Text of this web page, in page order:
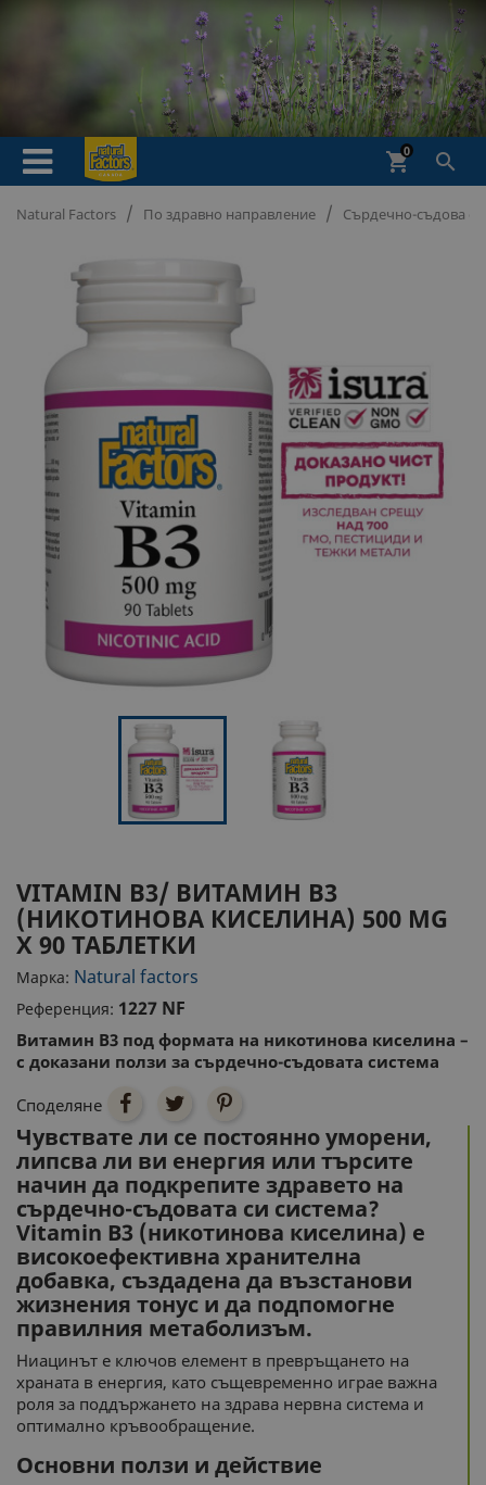

shopping_cart
0
Natural Factors По здравно направление Сърдечно-съдова
VITAMIN B3/ ВИТАМИН В3
(НИКОТИНОВА КИСЕЛИНА) 500 MG
Х 90 ТАБЛЕТКИ
Марка: Natural factors
Референция: 1227 NF
Витамин В3 под формата на никотинова киселина –
с доказани ползи за сърдечно-съдовата система
Споделяне
Чувствате ли се постоянно уморени,
липсва ли ви енергия или търсите
начин да подкрепите здравето на
сърдечно-съдовата си система?
Vitamin B3 (никотинова киселина) е
високоефективна хранителна
добавка, създадена да възстанови
жизнения тонус и да подпомогне
правилния метаболизъм.
Ниацинът е ключов елемент в превръщането на
храната в енергия, като същевременно играе важна
роля за поддържането на здрава нервна система и
оптимално кръвообращение.
Основни ползи и действие